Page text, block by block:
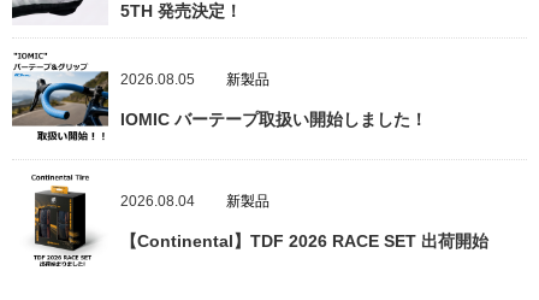
5TH 発売決定！
2026.08.05 新製品
IOMIC バーテープ取扱い開始しました！
2026.08.04 新製品
【Continental】TDF 2026 RACE SET 出荷開始